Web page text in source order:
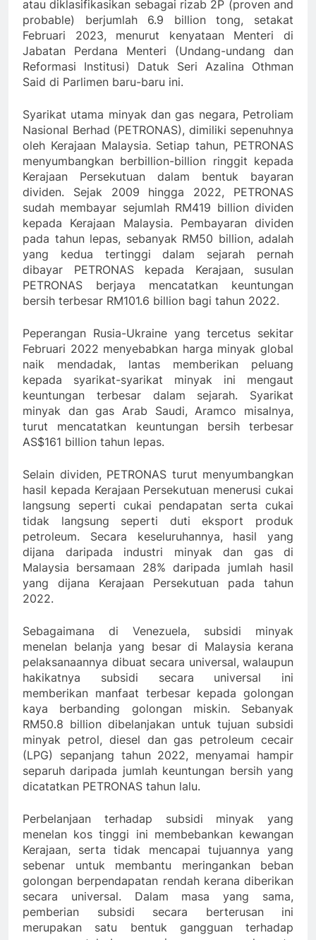
atau diklasifikasikan sebagai rizab 2P (proven and
probable) berjumlah 6.9 billion tong, setakat
Februari 2023, menurut kenyataan Menteri di
Jabatan Perdana Menteri (Undang-undang dan
Reformasi Institusi) Datuk Seri Azalina Othman
Said di Parlimen baru-baru ini.
Syarikat utama minyak dan gas negara, Petroliam
Nasional Berhad (PETRONAS), dimiliki sepenuhnya
oleh Kerajaan Malaysia. Setiap tahun, PETRONAS
menyumbangkan berbillion-billion ringgit kepada
Kerajaan Persekutuan dalam bentuk bayaran
dividen. Sejak 2009 hingga 2022, PETRONAS
sudah membayar sejumlah RM419 billion dividen
kepada Kerajaan Malaysia. Pembayaran dividen
pada tahun lepas, sebanyak RM50 billion, adalah
yang kedua tertinggi dalam sejarah pernah
dibayar PETRONAS kepada Kerajaan, susulan
PETRONAS berjaya mencatatkan keuntungan
bersih terbesar RM101.6 billion bagi tahun 2022.
Peperangan Rusia-Ukraine yang tercetus sekitar
Februari 2022 menyebabkan harga minyak global
naik mendadak, lantas memberikan peluang
kepada syarikat-syarikat minyak ini mengaut
keuntungan terbesar dalam sejarah. Syarikat
minyak dan gas Arab Saudi, Aramco misalnya,
turut mencatatkan keuntungan bersih terbesar
AS$161 billion tahun lepas.
Selain dividen, PETRONAS turut menyumbangkan
hasil kepada Kerajaan Persekutuan menerusi cukai
langsung seperti cukai pendapatan serta cukai
tidak langsung seperti duti eksport produk
petroleum. Secara keseluruhannya, hasil yang
dijana daripada industri minyak dan gas di
Malaysia bersamaan 28% daripada jumlah hasil
yang dijana Kerajaan Persekutuan pada tahun
2022.
Sebagaimana di Venezuela, subsidi minyak
menelan belanja yang besar di Malaysia kerana
pelaksanaannya dibuat secara universal, walaupun
hakikatnya subsidi secara universal ini
memberikan manfaat terbesar kepada golongan
kaya berbanding golongan miskin. Sebanyak
RM50.8 billion dibelanjakan untuk tujuan subsidi
minyak petrol, diesel dan gas petroleum cecair
(LPG) sepanjang tahun 2022, menyamai hampir
separuh daripada jumlah keuntungan bersih yang
dicatatkan PETRONAS tahun lalu.
Perbelanjaan terhadap subsidi minyak yang
menelan kos tinggi ini membebankan kewangan
Kerajaan, serta tidak mencapai tujuannya yang
sebenar untuk membantu meringankan beban
golongan berpendapatan rendah kerana diberikan
secara universal. Dalam masa yang sama,
pemberian subsidi secara berterusan ini
merupakan satu bentuk gangguan terhadap